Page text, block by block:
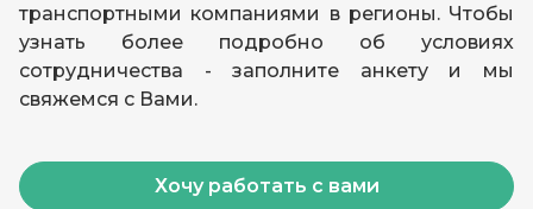
транспортными компаниями в регионы. Чтобы
узнать более подробно об условиях
сотрудничества - заполните анкету и мы
свяжемся с Вами.
Хочу работать с вами